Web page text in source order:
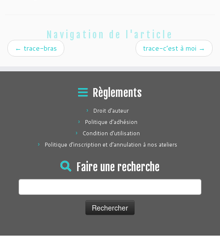
Navigation de l'article
← trace-bras trace-c’est à moi →
Règlements
Droit d’auteur
Politique d’adhésion
Condition d’utilisation
Politique d’inscription et d’annulation à nos ateliers
Faire une recherche